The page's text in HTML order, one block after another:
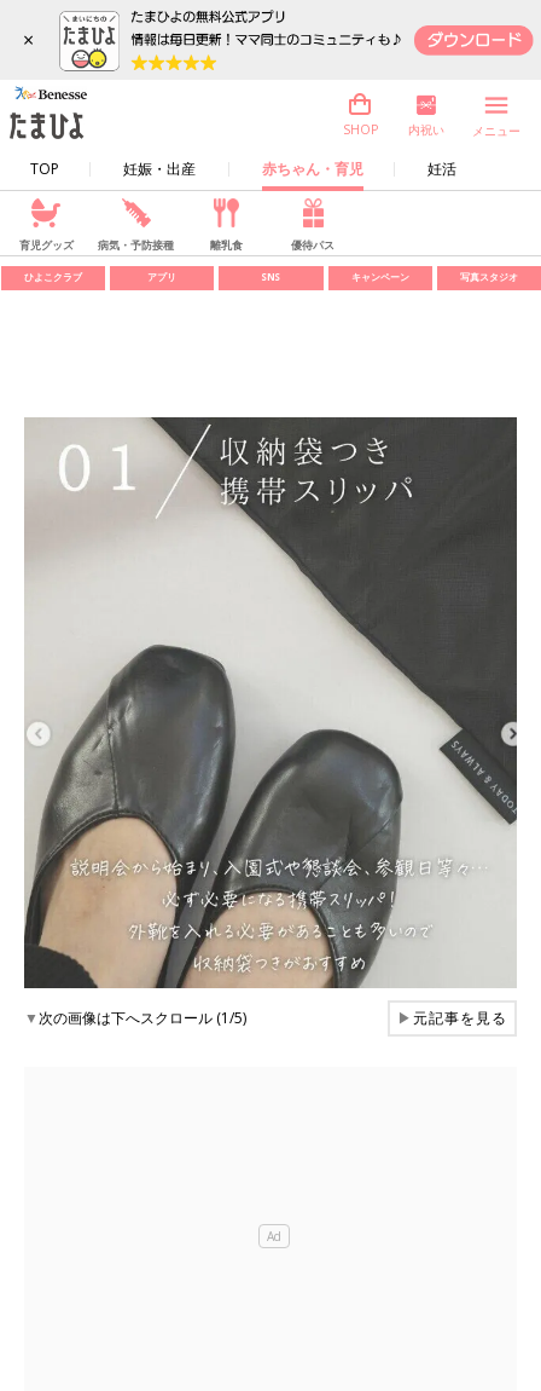
×
TOP 妊娠・出産 赤ちゃん・育児 妊活
SHOP 内祝い メニュー
育児グッズ 病気・予防接種 離乳食 優待パス
ひよこクラブ アプリ SNS キャンペーン 写真スタジオ
▼次の画像は下へスクロール (1/5) ▶元記事を見る